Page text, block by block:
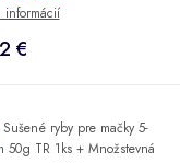
informácií
2 €